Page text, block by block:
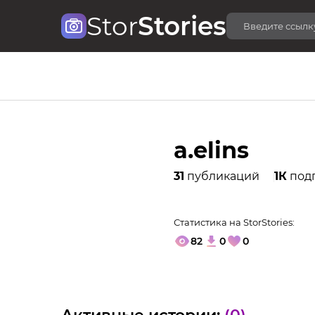
StorStories
a.elins
31 публикаций 1К
Статистика на StorStories:
82 0 0